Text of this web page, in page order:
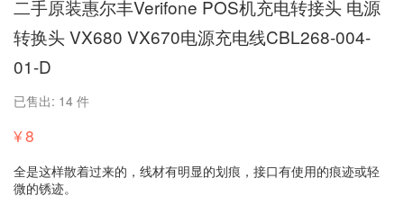
二手原装惠尔丰Verifone POS机充电转接头 电源
转换头 VX680 VX670电源充电线CBL268-004-
01-D
已售出: 14 件
¥8
全是这样散着过来的，线材有明显的划痕，接口有使用的痕迹或轻
微的锈迹。